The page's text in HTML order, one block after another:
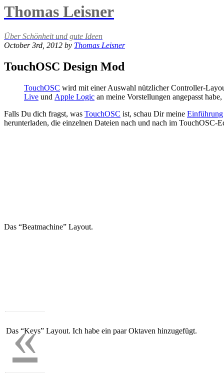
Thomas Leisner
Über Schönheit und gute Ideen
October 3rd, 2012 by Thomas Leisner
TouchOSC Design Mod
TouchOSC wird mit einer Auswahl nützlicher Controller-
Live und Apple Logic an meine Vorstellungen angepasst
Falls Du dich fragst, was TouchOSC ist, schau Dir meine Einführung
herunterladen, die einzelnen Dateien nach und nach im
Das “Beatmachine” Layout.
Das “Keys” Layout. Ich habe ein paar Oktaven hinzugefügt.
«